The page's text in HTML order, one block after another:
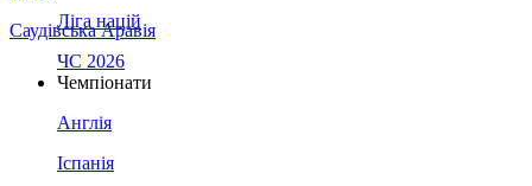
Саудівська Аравія
Ліга націй
ЧС 2026
Чемпіонати
Англія
Іспанія